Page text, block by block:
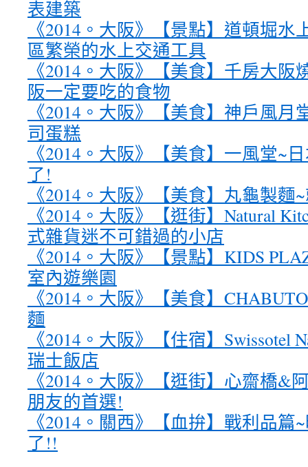
表建築
《2014。大阪》【景點】道頓堀
區繁榮的水上交通工具
《2014。大阪》【美食】千房大
阪一定要吃的食物
《2014。大阪》【美食】神戶風月
司蛋糕
《2014。大阪》【美食】一風堂~
了!
《2014。大阪》【美食】丸龜製麵
《2014。大阪》【逛街】Natural
式雜貨迷不可錯過的小店
《2014。大阪》【景點】KIDS
室內遊樂園
《2014。大阪》【美食】
麵
《2014。大阪》【住宿】Swissotel
瑞士飯店
《2014。大阪》【逛街】心齋橋&
朋友的首選!
《2014。關西》【血拚】戰利品
了!!